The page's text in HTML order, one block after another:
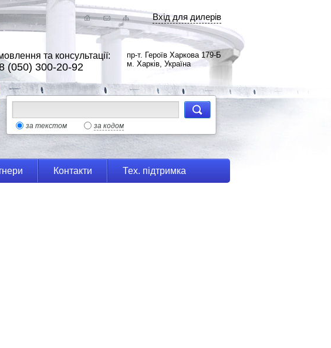
Вхід для дилерів
та консультації:
(050) 300-20-92
пр-т. Героїв Харкова 179-Б
м. Харків, Україна
за текстом за кодом
Контакти Тех. підтримка